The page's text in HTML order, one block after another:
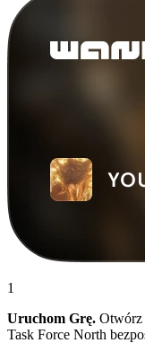
1
Uruchom Grę. Otwórz
Task Force North